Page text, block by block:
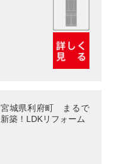
宮城県利府町 まるで
新築！LDKリフォーム